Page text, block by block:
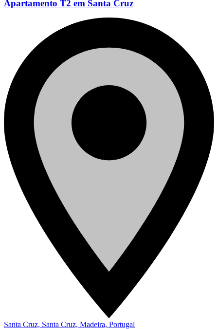
Apartamento T2 em Santa Cruz
Santa Cruz, Santa Cruz, Madeira, Portugal